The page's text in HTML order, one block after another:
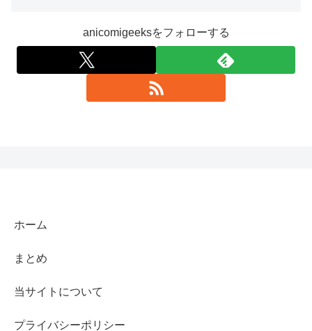
anicomigeeksをフォローする
ホーム
まとめ
当サイトについて
プライバシーポリシー